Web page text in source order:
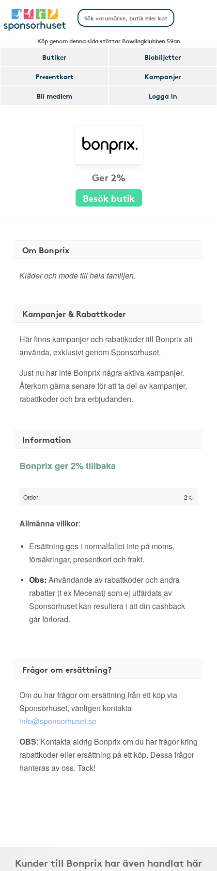
Köp genom denna sida stöttar Bowlingklubben 59an
Butiker
Biobiljetter
Presentkort
Kampanjer
Bli medlem
Logga in
Ger 2%
Besök butik
Om Bonprix
Kläder och mode till hela familjen.
Kampanjer & Rabattkoder
Här finns kampanjer och rabattkoder till Bonprix att
använda, exklusivt genom Sponsorhuset.
Just nu har inte Bonprix några aktiva kampanjer.
Återkom gärna senare för att ta del av kampanjer,
rabattkoder och bra erbjudanden.
Information
Bonprix ger 2% tillbaka
Order 2%
Allmänna villkor:
Ersättning ges i normalfallet inte på moms,
försäkringar, presentkort och frakt.
Obs: Användande av rabattkoder och andra
rabatter (t ex Mecenat) som ej utfärdats av
Sponsorhuset kan resultera i att din cashback
går förlorad.
Frågor om ersättning?
Om du har frågor om ersättning från ett köp via
Sponsorhuset, vänligen kontakta
info@sponsorhuset.se
OBS: Kontakta aldrig Bonprix om du har frågor kring
rabattkoder eller ersättning på ett köp. Dessa frågor
hanteras av oss. Tack!
Kunder till Bonprix har även handlat här